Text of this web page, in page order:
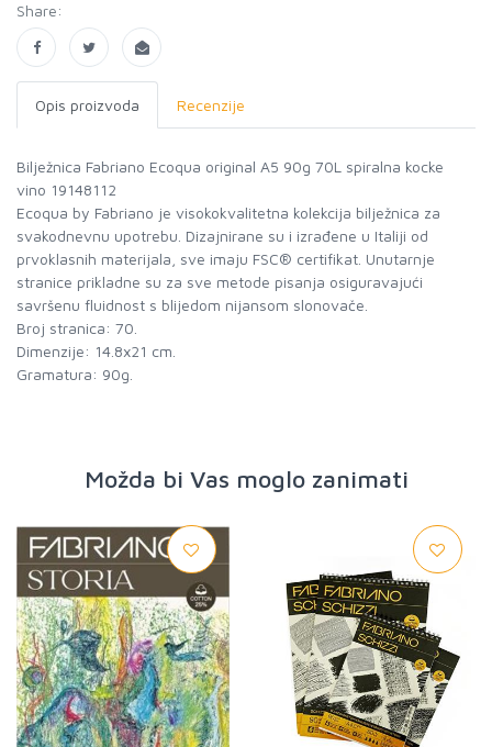
Share:
Opis proizvoda Recenzije
Bilježnica Fabriano Ecoqua original A5 90g 70L spiralna kocke
vino 19148112
Ecoqua by Fabriano je visokokvalitetna kolekcija bilježnica za
svakodnevnu upotrebu. Dizajnirane su i izrađene u Italiji od
prvoklasnih materijala, sve imaju FSC® certifikat. Unutarnje
stranice prikladne su za sve metode pisanja osiguravajući
savršenu fluidnost s blijedom nijansom slonovače.
Broj stranica: 70.
Dimenzije: 14.8x21 cm.
Gramatura: 90g.
Možda bi Vas moglo zanimati